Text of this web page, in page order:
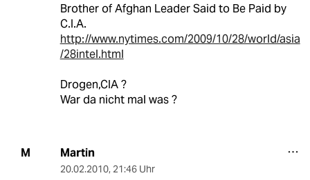
Brother of Afghan Leader Said to Be Paid by
C.I.A.
http://www.nytimes.com/2009/10/28/world/asia
/28intel.html
Drogen,CIA ?
War da nicht mal was ?
M Martin
20.02.2010, 21:46 Uhr